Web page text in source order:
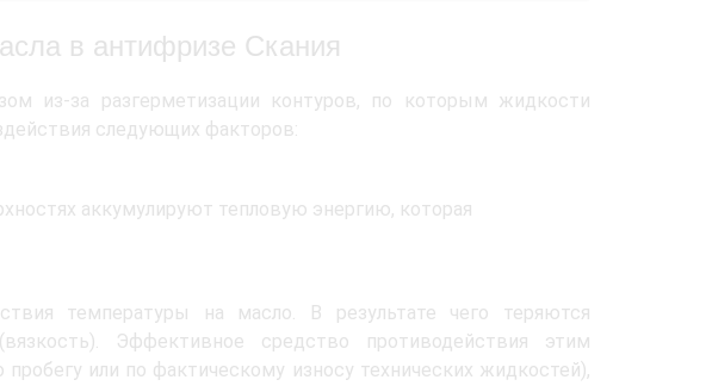
в антифризе Скания
из-за разгерметизации контуров, по которым жидкости
следующих факторов:
аккумулируют тепловую энергию, которая
температуры на масло. В результате чего теряются
Эффективное средство противодействия этим
или по фактическому износу технических жидкостей),